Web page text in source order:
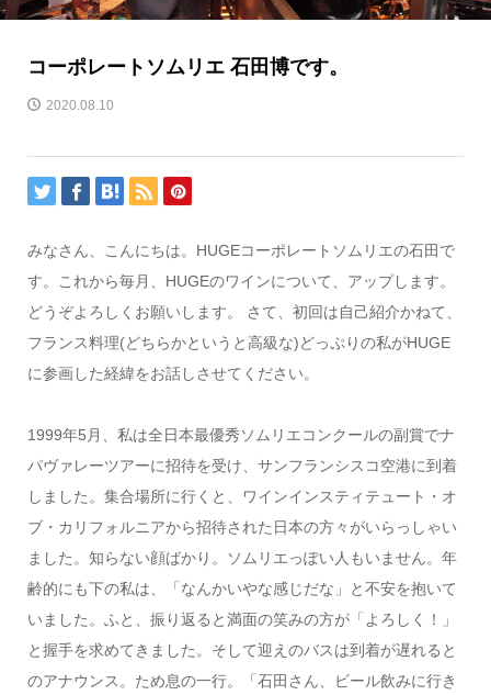
コーポレートソムリエ 石田博です。
2020.08.10
みなさん、こんにちは。 HUGEコーポレートソムリエの石田で
す。これから毎月、 HUGEのワインについて、アップします。
どうぞよろしくお願いします。
さて、初回は自己紹介かねて、
フランス料理(どちらかというと高級な)どっぷりの私がHUGE
に参画した経緯をお話しさせてください。
1999年5 月、私は全日本最優秀ソムリエコンクールの副賞でナ
パヴァレーツアーに招待を受け、サンフランシスコ空港に到着
しました。集合場所に行くと、ワインインスティテュート・オ
ブ・カリフォルニアから招待された日本の方々がいらっしゃい
ました。知らない顔ばかり。ソムリエっぽい人もいません。年
齢的にも下の私は、「なんかいやな感じだな」と不安を抱いて
いました。ふと、振り返ると満面の笑みの方が「よろしく！」
と握手を求めてきました。そして迎えのバスは到着が遅れると
のアナウンス。ため息の一行。「石田さん、ビール飲みに行き